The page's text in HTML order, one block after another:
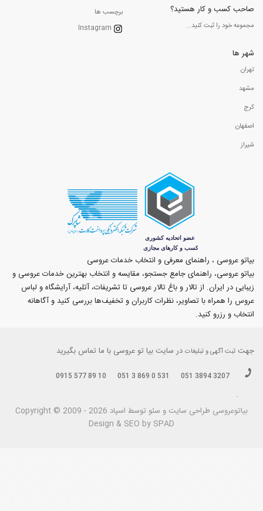
صاحب کسب و کار هستید؟
مجموعه خود را ثبت کنید...
برچسب ها
Instagram
شهر ها
تهران
مشهد
کرج
اصفهان
شیراز
بیاتو عروسی ، راهنمای معرفی و انتخاب خدمات عروسی
بیاتو عروسی، راهنمای جامع جستجو، مقایسه و انتخاب بهترین خدمات عروسی و
زیبایی در ایران. از تالار و باغ تالار عروسی تا تشریفات، آتلیه، آرایشگاه و لباس
عروس را همراه با تصاویر، نظرات کاربران و تخفیف‌ها بررسی کنید و آگاهانه
انتخاب و رزرو کنید.
جهت ثبت آگهی و تبلیغات در سایت بیا تو عروسی با ما تماس بگیرید
051 3894 3207
051 3 869 0 531
0915 577 89 10
.
بیاتوعروسی Copyright © 2009 - 2026 طراحی سايت و سئو توسط اسپاد
Design & SEO by SPAD